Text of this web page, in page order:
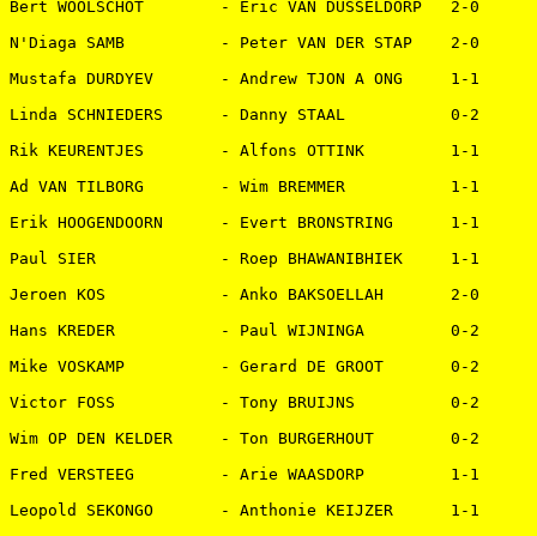
Bert WOOLSCHOT        - Eric VAN DUSSELDORP   2-0
N'Diaga SAMB          - Peter VAN DER STAP    2-0
Mustafa DURDYEV       - Andrew TJON A ONG     1-1
Linda SCHNIEDERS      - Danny STAAL           0-2
Rik KEURENTJES        - Alfons OTTINK         1-1
Ad VAN TILBORG        - Wim BREMMER           1-1
Erik HOOGENDOORN      - Evert BRONSTRING      1-1
Paul SIER             - Roep BHAWANIBHIEK     1-1
Jeroen KOS            - Anko BAKSOELLAH       2-0
Hans KREDER           - Paul WIJNINGA         0-2
Mike VOSKAMP          - Gerard DE GROOT       0-2
Victor FOSS           - Tony BRUIJNS          0-2
Wim OP DEN KELDER     - Ton BURGERHOUT        0-2
Fred VERSTEEG         - Arie WAASDORP         1-1
Leopold SEKONGO       - Anthonie KEIJZER      1-1